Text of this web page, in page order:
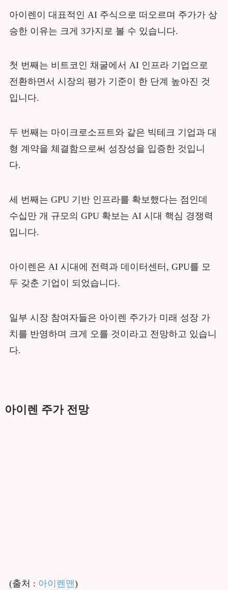
아이렌이 대표적인 AI 주식으로 떠오르며 주가가 상
승한 이유는 크게 3가지로 볼 수 있습니다.
첫 번째는 비트코인 채굴에서 AI 인프라 기업으로
전환하면서 시장의 평가 기준이 한 단계 높아진 것
입니다.
두 번째는 마이크로소프트와 같은 빅테크 기업과 대
형 계약을 체결함으로써 성장성을 입증한 것입니
다.
세 번째는 GPU 기반 인프라를 확보했다는 점인데
수십만 개 규모의 GPU 확보는 AI 시대 핵심 경쟁력
입니다.
아이렌은 AI 시대에 전력과 데이터센터, GPU를 모
두 갖춘 기업이 되었습니다.
일부 시장 참여자들은 아이렌 주가가 미래 성장 가
치를 반영하며 크게 오를 것이라고 전망하고 있습니
다.
아이렌 주가 전망
(출처 : 아이렌맨)